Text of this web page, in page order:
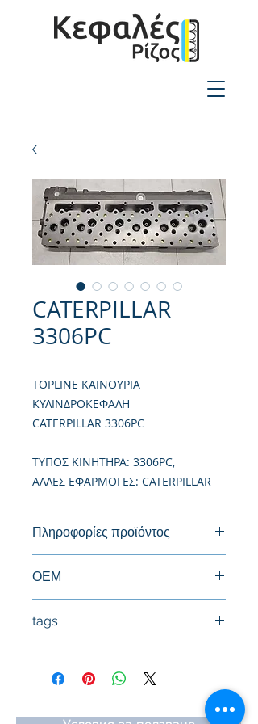
CATERPILLAR
3306PC
TOPLINE ΚΑΙΝΟΥΡΙΑ
ΚΥΛΙΝΔΡΟΚΕΦΑΛΗ
CATERPILLAR 3306PC
TΥΠΟΣ ΚΙΝΗΤΗΡΑ: 3306PC,
ΑΛΛΕΣ ΕΦΑΡΜΟΓΕΣ: CATERPILLAR
Πληροφορίες προϊόντος
ΟΕΜ
tags
#Κυλινδροκεφαλή #Κεφαλάρι
#TPTOPLINE